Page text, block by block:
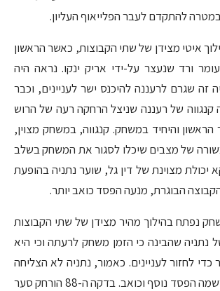
להתקדם לעבר הפלייאוף העליון.
איטי מצידן של שתי הקבוצות, כאשר הראשון
ורד שנעצר על-ידי אריק ינקו. נראה היה
שגרם לרעננה להיכנס ישר לעניינים, וכבר
24 היה זה קנגווה של רעננה שניצל הרחקה רעה של הרוש
והיחיד במשחק. קנגווה, במשחק מצוין,
של מצבים שיכלו לסגור את המשחק בשלב
יכולת מצוינת של דין גל, שוער נתניה בהופעת
הבוגרת, מנעה הפסד כואב יותר.
נפתח בהילוך מהיר מצידן של שתי הקבוצות
נתניה שהבינה כי הזמן משחק לרעתה וכי היא
לחזור לעניינים. כאמור, נתניה לא הצליחה
להבקיע במשחק ורשמה הפסד נוסף וכואב. בדקה ה-88 הורחק סער